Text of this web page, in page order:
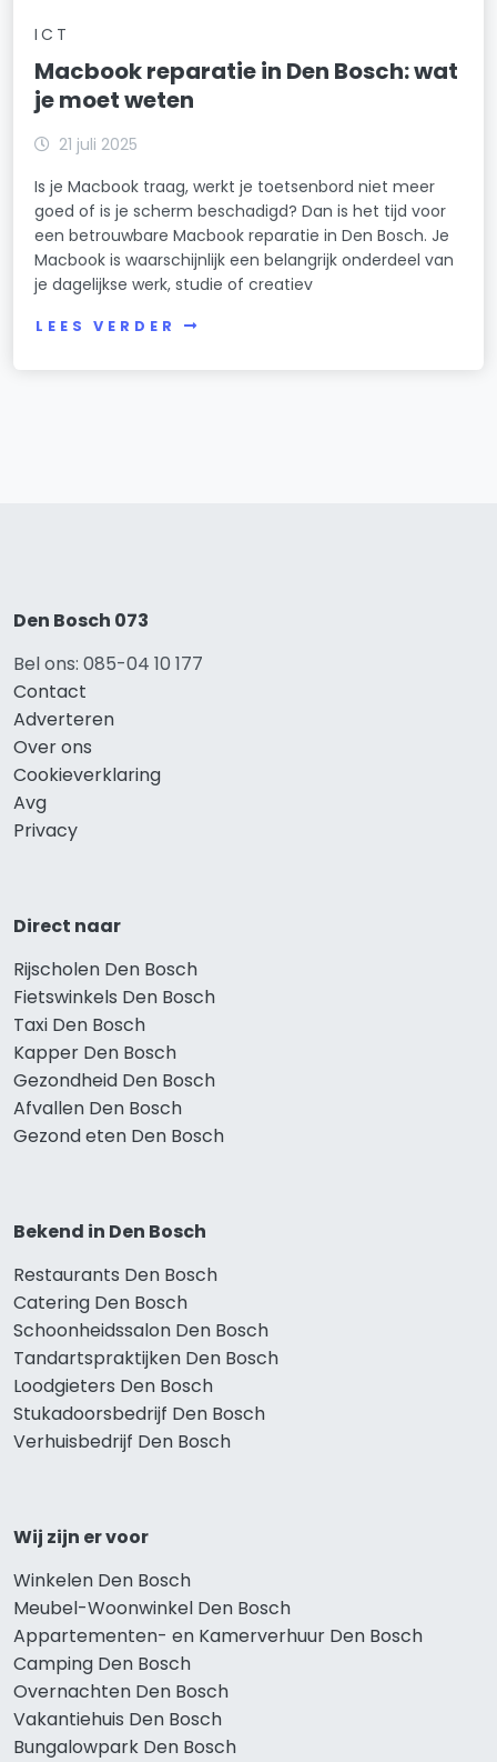
ICT
Macbook reparatie in Den Bosch: wat
je moet weten
21 juli 2025
Is je Macbook traag, werkt je toetsenbord niet meer
goed of is je scherm beschadigd? Dan is het tijd voor
een betrouwbare Macbook reparatie in Den Bosch. Je
Macbook is waarschijnlijk een belangrijk onderdeel van
je dagelijkse werk, studie of creatiev
LEES VERDER
Den Bosch 073
Bel ons: 085-04 10 177
Contact
Adverteren
Over ons
Cookieverklaring
Avg
Privacy
Direct naar
Rijscholen Den Bosch
Fietswinkels Den Bosch
Taxi Den Bosch
Kapper Den Bosch
Gezondheid Den Bosch
Afvallen Den Bosch
Gezond eten Den Bosch
Bekend in Den Bosch
Restaurants Den Bosch
Catering Den Bosch
Schoonheidssalon Den Bosch
Tandartspraktijken Den Bosch
Loodgieters Den Bosch
Stukadoorsbedrijf Den Bosch
Verhuisbedrijf Den Bosch
Wij zijn er voor
Winkelen Den Bosch
Meubel-Woonwinkel Den Bosch
Appartementen- en Kamerverhuur Den Bosch
Camping Den Bosch
Overnachten Den Bosch
Vakantiehuis Den Bosch
Bungalowpark Den Bosch